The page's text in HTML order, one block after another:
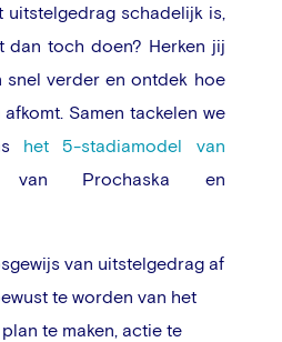
uitstelgedrag schadelijk is,
dan toch doen? Herken jij
snel verder en ontdek hoe
Samen tackelen we
het 5-stadiamodel van
Prochaska en
van uitstelgedrag af
te worden van het
te maken, actie te